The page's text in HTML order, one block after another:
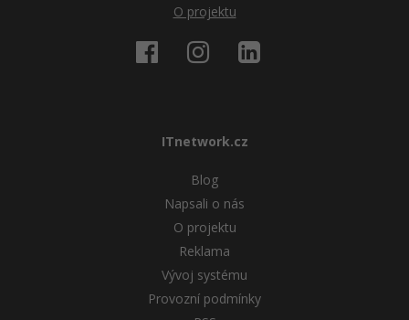
O projektu
ITnetwork.cz
Blog
Napsali o nás
O projektu
Reklama
Vývoj systému
Provozní podmínky